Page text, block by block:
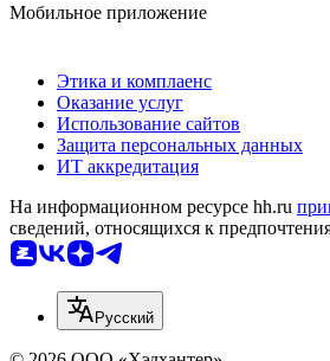
Мобильное приложение
Этика и комплаенс
Оказание услуг
Использование сайтов
Защита персональных данных
ИТ аккредитация
На информационном ресурсе hh.ru
сведений, относящихся к
Русский